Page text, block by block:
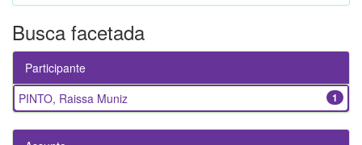
Busca facetada
Participante
1
PINTO, Raissa Muniz